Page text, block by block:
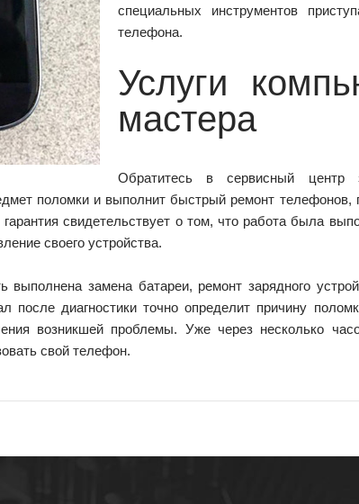
специальных инструментов
телефона.
Услуги
мастера
Обратитесь в сервисный центр
поломки и выполнит быстрый ремонт телефонов,
свидетельствует о том, что работа была
своего устройства.
замена батареи, ремонт зарядного
после диагностики точно определит причину
возникшей проблемы. Уже через несколько
свой телефон.